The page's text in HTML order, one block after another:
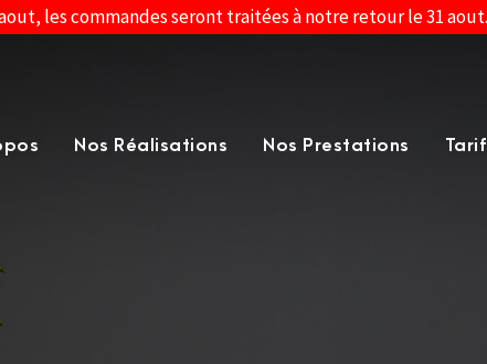
les commandes seront traitées à notre retour le 31
Nos Réalisations Nos Prestations